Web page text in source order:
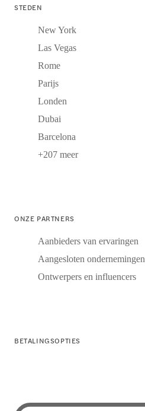
STEDEN
New York
Las Vegas
Rome
Parijs
Londen
Dubai
Barcelona
+207 meer
ONZE PARTNERS
Aanbieders van ervaringen
Aangesloten ondernemingen
Ontwerpers en influencers
BETALINGSOPTIES